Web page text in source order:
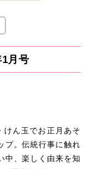
月号
けん玉でお正月あそ
プ。伝統行事に触れ
中、楽しく由来を知